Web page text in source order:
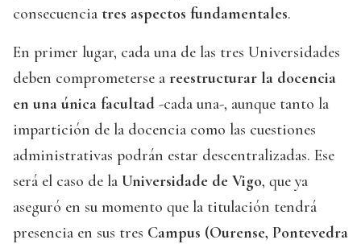
consecuencia tres aspectos fundamentales.
En primer lugar, cada una de las tres Universidades
deben comprometerse a reestructurar la docencia
en una única facultad -cada una-, aunque tanto la
impartición de la docencia como las cuestiones
administrativas podrán estar descentralizadas. Ese
será el caso de la Universidade de Vigo, que ya
aseguró en su momento que la titulación tendrá
presencia en sus tres Campus (Ourense, Pontevedra